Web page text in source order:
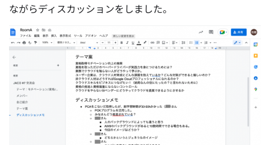
ながらディスカッションをしました。